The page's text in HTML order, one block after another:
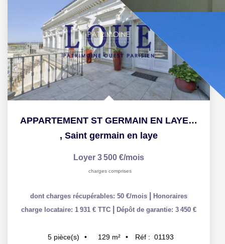
APPARTEMENT ST GERMAIN EN LAYE - 5 pièce(s) - 128.75 m2
, Saint germain en laye
Loyer 3 500 €/mois
charges comprises
dont charges récupérables: 50 €/mois
Honoraires
charge locataire: 1 931 € TTC
Dépôt de garantie: 3 450 €
5 pièce(s) 129 m² Réf : 01193